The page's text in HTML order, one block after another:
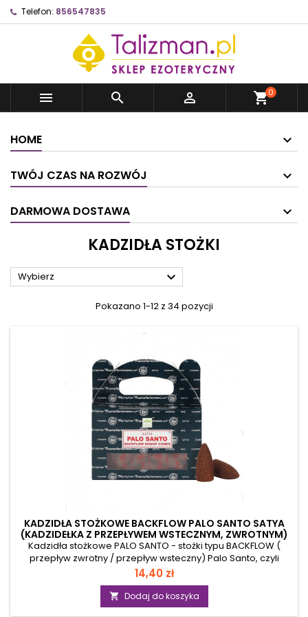
Telefon: 856547835
   shopping_cart0
HOME
TWÓJ CZAS NA ROZWÓJ
DARMOWA DOSTAWA
KADZIDŁA STOŻKI
Wybierz 
Pokazano 1-12 z 34 pozycji
KADZIDŁA STOŻKOWE BACKFLOW PALO SANTO SATYA
(KADZIDEŁKA Z PRZEPŁYWEM WSTECZNYM, ZWROTNYM)
Kadzidła stożkowe PALO SANTO - stożki typu BACKFLOW (
przepływ zwrotny / przepływ wsteczny) Palo Santo, czyli
Święte Drzewo, jest rośliną pochodzenia tropikalnego, którą
od lat wykorzystuje się do produkcji kadzidełek, olejków
eterycznych, wywarów, naparów itd. Charakteryzuje się
znakomitymi właściwościami antyseptycznymi i
Cena
14,40 zł
 Dodaj do koszyka